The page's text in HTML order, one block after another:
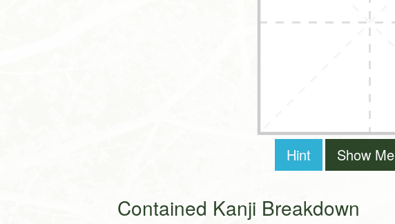
Hint Show Me
Contained Kanji Breakdown